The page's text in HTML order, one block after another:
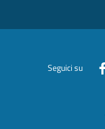
Seguici su